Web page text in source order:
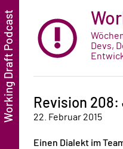
Devs,
Revision
22. Februar 2015
Einen Dialekt im